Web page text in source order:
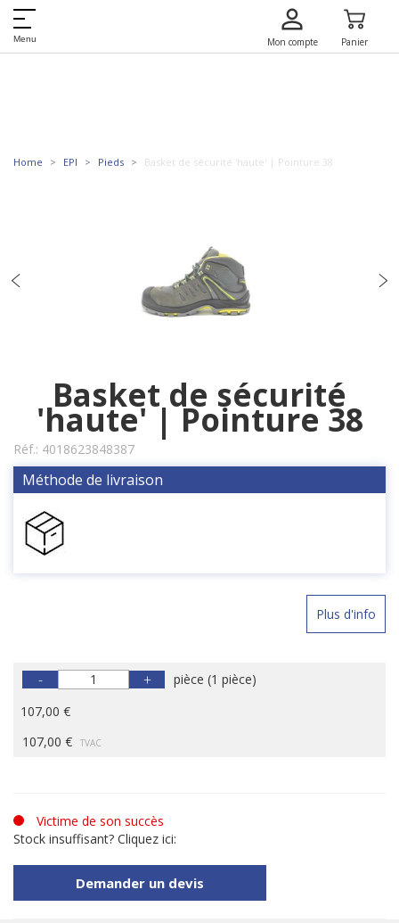
Menu Mon compte Panier
Home EPI Pieds Basket de sécurité 'haute' | Pointure 38
Basket de sécurité
'haute' | Pointure 38
Réf.: 4018623848387
Méthode de livraison
Plus d'info
- + pièce (1 pièce)
107,00 €
107,00 €
TVAC
Victime de son succès
Stock insuffisant? Cliquez ici:
Demander un devis